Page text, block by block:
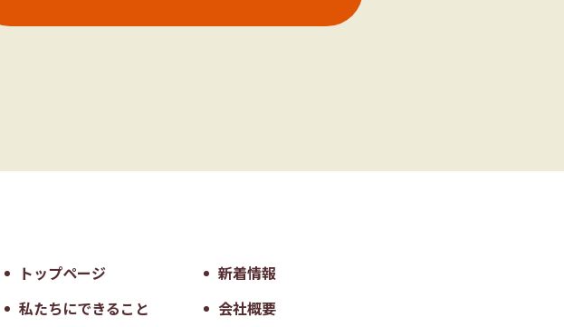
トップページ
私たちにできること
新着情報
会社概要